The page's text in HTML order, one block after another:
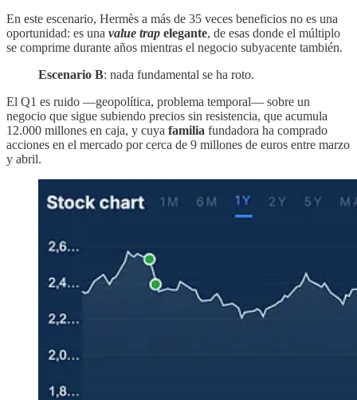
En este escenario, Hermès a más de 35 veces beneficios no es una
oportunidad: es una value trap elegante, de esas donde el múltiplo
se comprime durante años mientras el negocio subyacente también.
Escenario B: nada fundamental se ha roto.
El Q1 es ruido —geopolítica, problema temporal— sobre un
negocio que sigue subiendo precios sin resistencia, que acumula
12.000 millones en caja, y cuya familia fundadora ha comprado
acciones en el mercado por cerca de 9 millones de euros entre marzo
y abril.